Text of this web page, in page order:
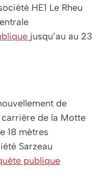
HE1 Le Rheu
jusqu’au au 23
de
carrière de la Motte
18 mètres
Sarzeau
publique